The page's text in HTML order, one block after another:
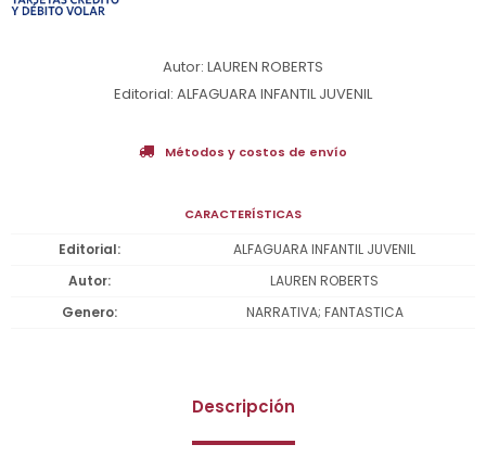
Autor: LAUREN ROBERTS
Editorial: ALFAGUARA INFANTIL JUVENIL
Métodos y costos de envío
CARACTERÍSTICAS
Editorial
ALFAGUARA INFANTIL JUVENIL
Autor
LAUREN ROBERTS
Genero
NARRATIVA; FANTASTICA
Descripción